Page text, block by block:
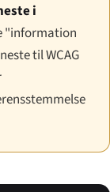
i
"information
til WCAG